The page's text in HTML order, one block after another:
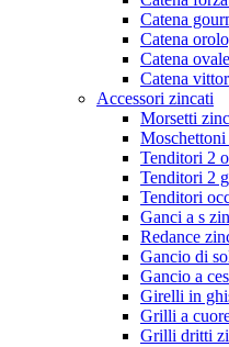
Catena
Catena
Catena ovale
Catena
Accessori zincati
Morsetti
Moschettoni
Tenditori 2
Tenditori 2
Tenditori
Ganci a s
Redance
Gancio di
Gancio a
Girelli in
Grilli a
Grilli dritti